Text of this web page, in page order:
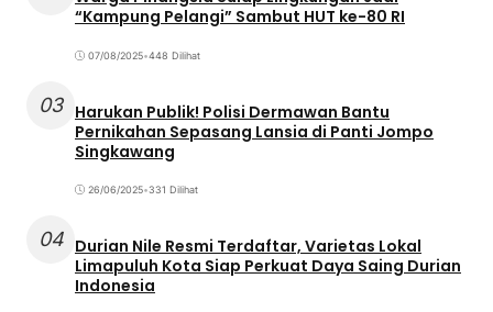
“Kampung Pelangi” Sambut HUT ke-80 RI
07/08/2025•448 Dilihat
03 Harukan Publik! Polisi Dermawan Bantu
Pernikahan Sepasang Lansia di Panti Jompo
Singkawang
26/06/2025•331 Dilihat
04 Durian Nile Resmi Terdaftar, Varietas Lokal
Limapuluh Kota Siap Perkuat Daya Saing Durian
Indonesia